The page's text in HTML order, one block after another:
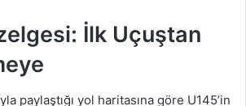
İlk Uçuştan
paylaştığı yol haritasına göre U145’in